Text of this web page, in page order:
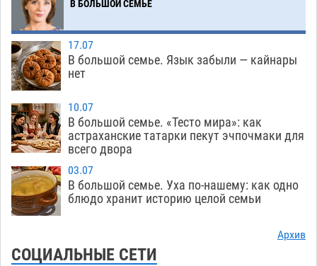
11:58
В Астрахани подросток угнал мотоцикл и
похитил чужие мобильник с банковскими
картами
11:20
Астраханцев ждут на парковом газоне с
призами и эрмитажными котами
10:43
Астраханский суд встал на сторону МЧС в
споре за возврат униформы
07.08 392
10:02
На Всероссийской Спартакиаде астраханские
гандболисты уступили казанским «драконам»
07.08
Краснодарской в Астрахани скончались
В БОЛЬШОЙ СЕМЬЕ
17.07
В большой семье. Язык забыли — кайнары
нет
10.07
В большой семье. «Тесто мира»: как
астраханские татарки пекут эчпочмаки для
всего двора
03.07
В большой семье. Уха по-нашему: как одно
блюдо хранит историю целой семьи
Архив
СОЦИАЛЬНЫЕ СЕТИ